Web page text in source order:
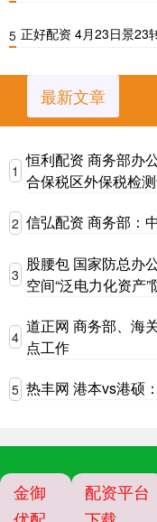
5 正好配资 4月23日景23
最新文章
1
恒利配资 商务部办
合保税区外保税检
2 信弘配资 商务部：
3
股腰包 国家防总办
空间“泛电力化资产
4
道正网 商务部、海
点工作
5 热丰网 港本vs港硕
金御
配资平台